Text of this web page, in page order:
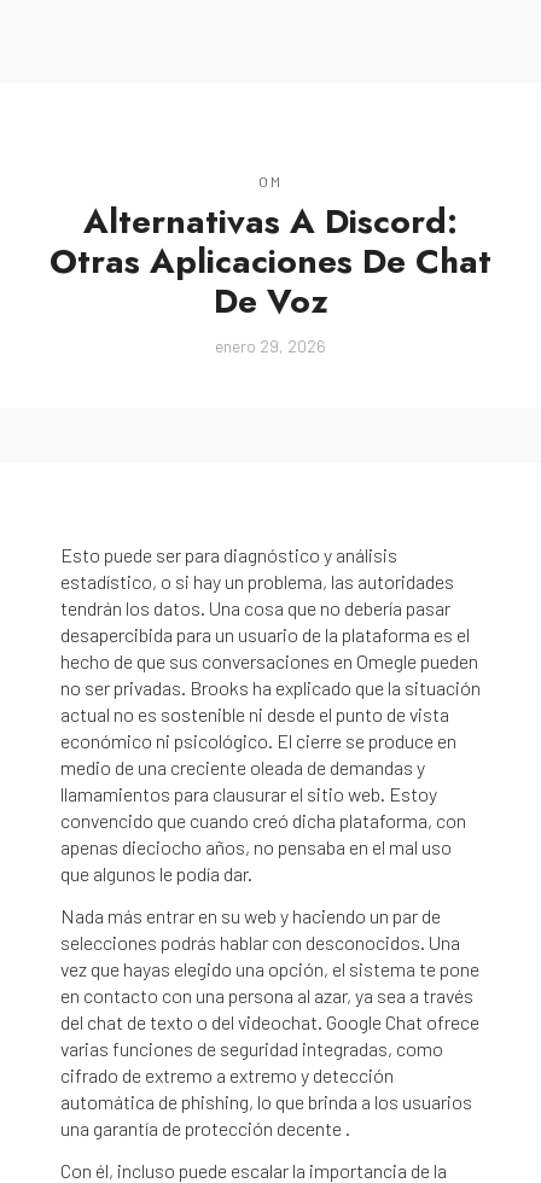
OM
Alternativas A Discord:
Otras Aplicaciones De Chat
De Voz
enero 29, 2026
Esto puede ser para diagnóstico y análisis
estadístico, o si hay un problema, las autoridades
tendrán los datos. Una cosa que no debería pasar
desapercibida para un usuario de la plataforma es el
hecho de que sus conversaciones en Omegle pueden
no ser privadas. Brooks ha explicado que la situación
actual no es sostenible ni desde el punto de vista
económico ni psicológico. El cierre se produce en
medio de una creciente oleada de demandas y
llamamientos para clausurar el sitio web. Estoy
convencido que cuando creó dicha plataforma, con
apenas dieciocho años, no pensaba en el mal uso
que algunos le podía dar.
Nada más entrar en su web y haciendo un par de
selecciones podrás hablar con desconocidos. Una
vez que hayas elegido una opción, el sistema te pone
en contacto con una persona al azar, ya sea a través
del chat de texto o del videochat. Google Chat ofrece
varias funciones de seguridad integradas, como
cifrado de extremo a extremo y detección
automática de phishing, lo que brinda a los usuarios
una garantía de protección decente .
Con él, incluso puede escalar la importancia de la